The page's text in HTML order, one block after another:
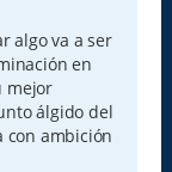
algo va a ser
en
mejor
álgido del
con ambición